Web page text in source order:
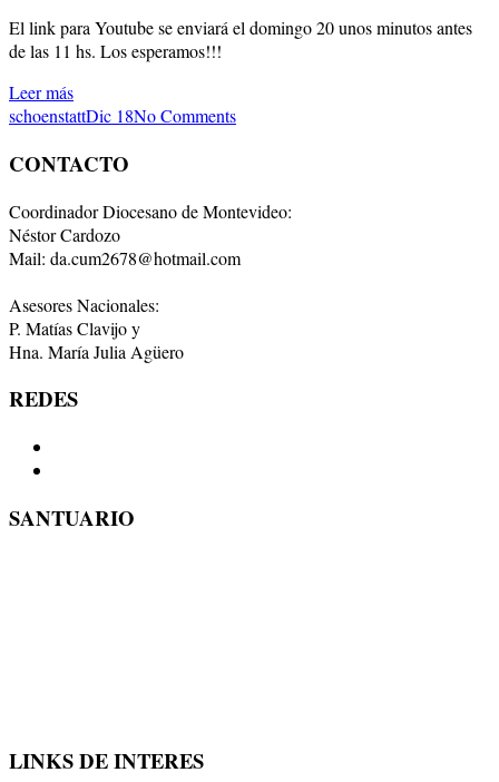
El link para Youtube se enviará el domingo 20 unos minutos antes
de las 11 hs. Los esperamos!!!
Leer más
schoenstattDic 18No Comments
CONTACTO
Coordinador Diocesano de Montevideo:
Néstor Cardozo
Mail: da.cum2678@hotmail.com
Asesores Nacionales:
P. Matías Clavijo y
Hna. María Julia Agüero
REDES
SANTUARIO
LINKS DE INTERES